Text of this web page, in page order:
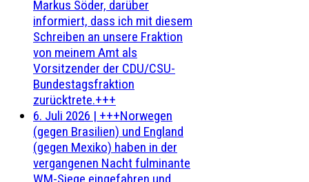
Markus Söder, darüber
informiert, dass ich mit diesem
Schreiben an unsere Fraktion
von meinem Amt als
Vorsitzender der CDU/CSU-
Bundestagsfraktion
zurücktrete.+++
6. Juli 2026 | +++Norwegen
(gegen Brasilien) und England
(gegen Mexiko) haben in der
vergangenen Nacht fulminante